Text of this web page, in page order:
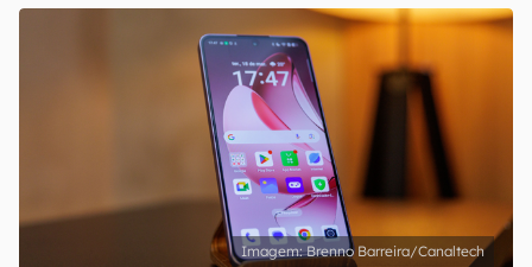
Brenno Barreira/Canaltech